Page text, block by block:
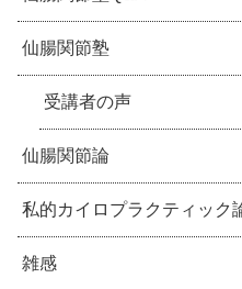
仙腸関節塾
受講者の声
仙腸関節論
私的カイロプラクティック
雑感